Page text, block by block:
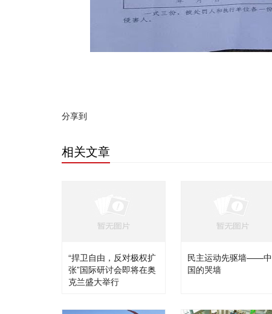
分享到
相关文章
“捍卫自由，反对极权扩
张”国际研讨会即将在奥
克兰盛大举行
民主运动先驱墙——中
国的哭墙